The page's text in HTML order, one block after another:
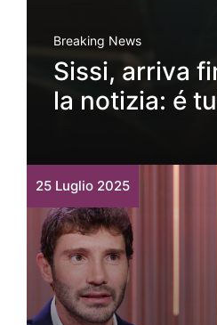
Breaking News
Sissi, arriva
la notizia: é
25 Luglio 2025